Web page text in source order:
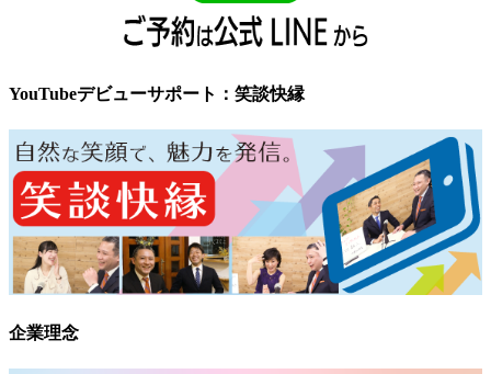
YouTubeデビューサポート：笑談快縁
企業理念